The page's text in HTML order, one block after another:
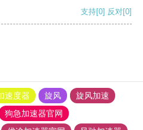
支持[0] 反对[0]
速度器 旋风
旋风加速
狗急加速器官网